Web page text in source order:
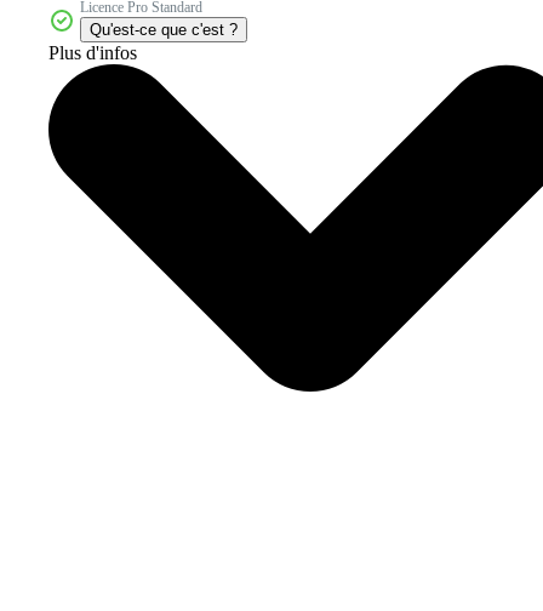
Licence Pro Standard
Qu'est-ce que c'est ?
Plus d'infos